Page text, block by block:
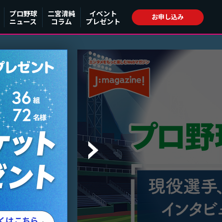
プロ野球
ニュース
二宮清純
コラム
イベント
プレゼント
お申し込み